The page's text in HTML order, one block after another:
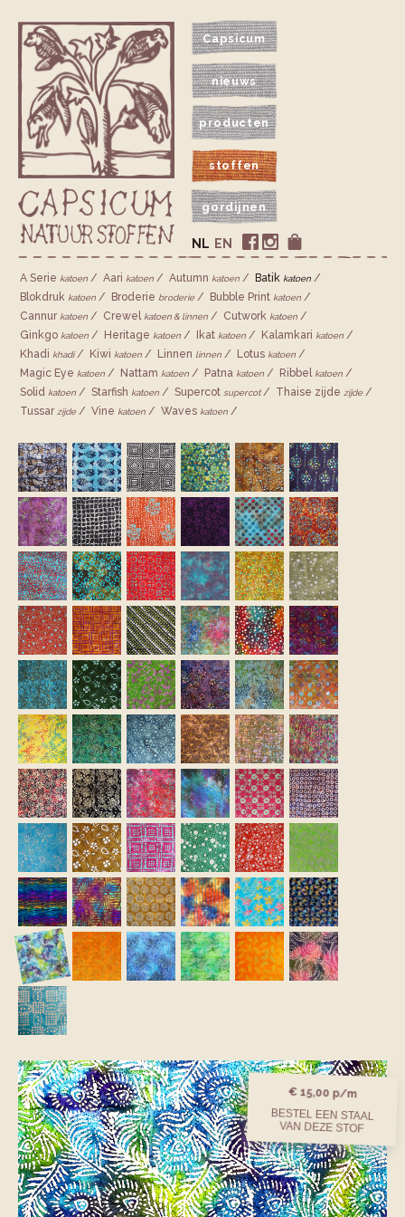
Capsicum
nieuws
producten
stoffen
gordijnen
EN
NL
A Seriekatoen Aarikatoen Autumnkatoen Batikkatoen
Blokdrukkatoen Broderiebroderie Bubble Printkatoen
Cannurkatoen Crewelkatoen & linnen Cutworkkatoen
Ginkgokatoen Heritagekatoen Ikatkatoen Kalamkarikatoen
Khadikhadi Kiwikatoen Linnen linnen Lotuskatoen
Magic Eyekatoen Nattamkatoen Patnakatoen Ribbelkatoen
Solidkatoen Starfishkatoen Supercotsupercot Thaise zijdezijde
Tussarzijde Vinekatoen Waveskatoen
€ 15,00 p/m
BESTEL EEN STAAL
VAN DEZE STOF